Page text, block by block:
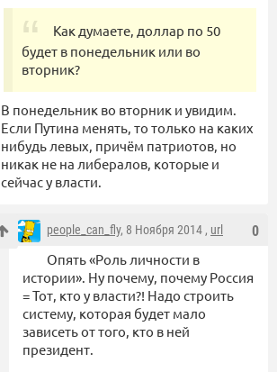
Как думаете, доллар по 50
будет в понедельник или во
вторник?
В понедельник во вторник и увидим.
Если Путина менять, то только на каких
нибудь левых, причём патриотов, но
никак не на либералов, которые и
сейчас у власти.
0
people_can_fly, 8 Ноября 2014 , url
Опять «Роль личности в
истории». Ну почему, почему Россия
= Тот, кто у власти?! Надо строить
систему, которая будет мало
зависеть от того, кто в ней
президент.